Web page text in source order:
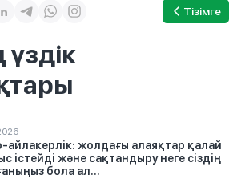
Тізімге
айлакерлік: жолдағы алаяқтар қалай
істейді және сақтандыру неге сіздің
бола ал...